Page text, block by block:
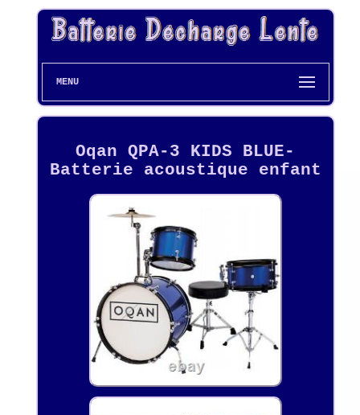
MENU
Oqan QPA-3 KIDS BLUE-
Batterie acoustique enfant